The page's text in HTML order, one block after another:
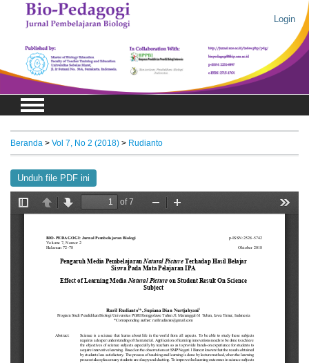
Login
Beranda > Vol 7, No 2 (2018) > Rudianto
Unduh file PDF ini